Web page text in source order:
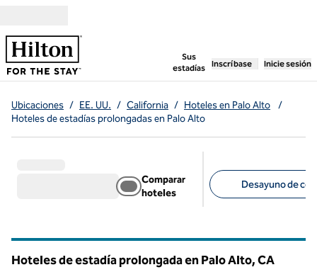
Sus
estadías
, abre una pestaña
Inscríbase Inicie sesión
Ubicaciones / EE. UU. / California / Hoteles en Palo Alto
/
Hoteles de estadías prolongadas en Palo Alto
Comparar
hoteles
Desayuno de
Hoteles de estadía prolongada en Palo Alto,CA